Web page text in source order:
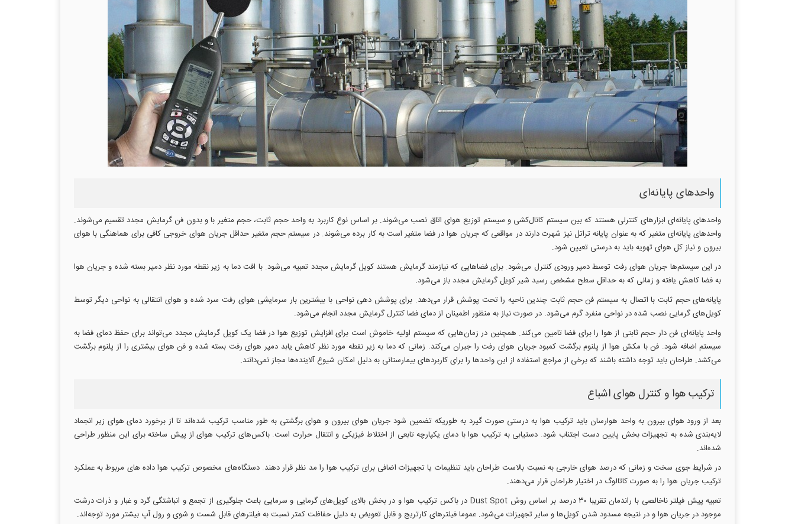
واحدهای پایانه‌ای
واحدهای پایانه‌ای ابزارهای کنترلی هستند که بین سیستم کانال‌کشی و سیستم توزیع هوای اتاق نصب می‌شوند. بر اساس نوع کاربرد به واحد حجم ثابت، حجم متغیر با و بدون فن گرمایش مجدد تقسیم می‌شوند.
واحدهای پایانه‌ای متغیر که به عنوان پایانه تراتل نیز شهرت دارند در مواقعی که جریان هوا در فضا متغیر است به کار برده می‌شوند. در سیستم حجم متغیر حداقل جریان هوای خروجی کافی برای هماهنگی با هوای
بیرون و نیاز کل هوای تهویه باید به درستی تعیین شود.
در این سیستم‌ها جریان هوای رفت توسط دمپر ورودی کنترل می‌شود. برای فضاهایی که نیازمند گرمایش هستند کویل گرمایش مجدد تعبیه می‌شود. با افت دما به زیر نقطه مورد نظر دمپر بسته شده و جریان هوا
به فضا کاهش یافته و زمانی که به حداقل سطح مشخص رسید شیر کویل گرمایش مجدد باز می‌شود.
پایانه‌های حجم ثابت با اتصال به سیستم فن حجم ثابت چندین ناحیه را تحت پوشش قرار می‌دهد. برای پوشش دهی نواحی با بیشترین بار سرمایشی هوای رفت سرد شده و هوای انتقالی به نواحی دیگر توسط
کویل‌های گرمایی نصب شده در نواحی منفرد گرم می‌شود. در صورت نیاز به منظور اطمینان از دمای فضا کنترل گرمایش مجدد انجام می‌شود.
واحد پایانه‌ای فن دار حجم ثابتی از هوا را برای فضا تامین می‌کند. همچنین در زمان‌هایی که سیستم اولیه خاموش است برای افزایش توزیع هوا در فضا یک کویل گرمایش مجدد می‌تواند برای حفظ دمای فضا به
سیستم اضافه شود. فن با مکش هوا از پلنوم برگشت کمبود جریان هوای رفت را جبران می‌کند. زمانی که دما به زیر نقطه مورد نظر کاهش یابد دمپر هوای رفت بسته شده و فن هوای بیشتری را از پلنوم برگشت
می‌کشد. طراحان باید توجه داشته باشند که برخی از مراجع استفاده از این واحدها را برای کاربردهای بیمارستانی به دلیل امکان شیوع آلاینده‌ها مجاز نمی‌دانند.
ترکیب هوا و کنترل هوای اشباع
بعد از ورود هوای بیرون به واحد هوارسان باید ترکیب هوا به درستی صورت گیرد به طوریکه تضمین شود جریان هوای بیرون و هوای برگشتی به طور مناسب ترکیب شده‌اند تا از برخورد دمای هوای زیر انجماد
لایه‌بندی شده به تجهیزات بخش پایین دست اجتناب شود. دستیابی به ترکیب هوا با دمای یکپارچه تابعی از اختلاط فیزیکی و انتقال حرارت است. باکس‌های ترکیب هوای از پیش ساخته برای این منظور طراحی
شده‌اند.
در شرایط جوی سخت و زمانی که درصد هوای خارجی به نسبت بالاست طراحان باید تنظیمات یا تجهیزات اضافی برای ترکیب هوا را مد نظر قرار دهند. دستگاه‌های مخصوص ترکیب هوا داده های مربوط به عملکرد
ترکیب جریان هوا را به صورت کاتالوگ در اختیار طراحان قرار می‌دهند.
تعبیه پیش فیلتر ناخالصی با راندمان تقریبا ۳۰ درصد بر اساس روش Dust Spot در باکس ترکیب هوا و در بخش بالای کویل‌های گرمایی و سرمایی باعث جلوگیری از تجمع و انباشتگی گرد و غبار و ذرات درشت
موجود در جریان هوا و در نتیجه مسدود شدن کویل‌ها و سایر تجهیزات می‌شود. عموما فیلترهای کارتریج و قابل تعویض به دلیل حفاظت کمتر نسبت به فیلترهای قابل شست و شوی و رول آپ بیشتر مورد توجه‌اند.